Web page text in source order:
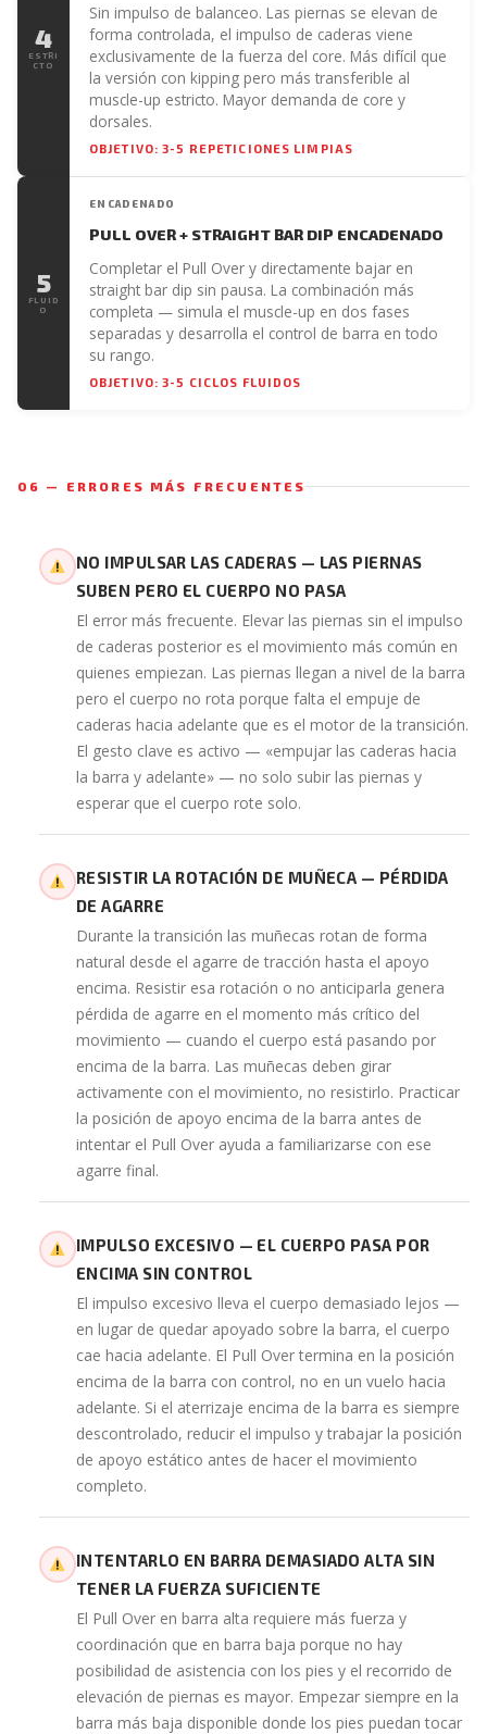
4
ESTRI
CTO
Sin impulso de balanceo. Las piernas se elevan de
forma controlada, el impulso de caderas viene
exclusivamente de la fuerza del core. Más difícil que
la versión con kipping pero más transferible al
muscle-up estricto. Mayor demanda de core y
dorsales.
OBJETIVO: 3-5 REPETICIONES LIMPIAS
5
FLUID
O
ENCADENADO
PULL OVER + STRAIGHT BAR DIP ENCADENADO
Completar el Pull Over y directamente bajar en
straight bar dip sin pausa. La combinación más
completa — simula el muscle-up en dos fases
separadas y desarrolla el control de barra en todo
su rango.
OBJETIVO: 3-5 CICLOS FLUIDOS
06 — ERRORES MÁS FRECUENTES
NO IMPULSAR LAS CADERAS — LAS PIERNAS
SUBEN PERO EL CUERPO NO PASA
El error más frecuente. Elevar las piernas sin el impulso
de caderas posterior es el movimiento más común en
quienes empiezan. Las piernas llegan a nivel de la barra
pero el cuerpo no rota porque falta el empuje de
caderas hacia adelante que es el motor de la transición.
El gesto clave es activo — «empujar las caderas hacia
la barra y adelante» — no solo subir las piernas y
esperar que el cuerpo rote solo.
RESISTIR LA ROTACIÓN DE MUÑECA — PÉRDIDA
DE AGARRE
Durante la transición las muñecas rotan de forma
natural desde el agarre de tracción hasta el apoyo
encima. Resistir esa rotación o no anticiparla genera
pérdida de agarre en el momento más crítico del
movimiento — cuando el cuerpo está pasando por
encima de la barra. Las muñecas deben girar
activamente con el movimiento, no resistirlo. Practicar
la posición de apoyo encima de la barra antes de
intentar el Pull Over ayuda a familiarizarse con ese
agarre final.
IMPULSO EXCESIVO — EL CUERPO PASA POR
ENCIMA SIN CONTROL
El impulso excesivo lleva el cuerpo demasiado lejos —
en lugar de quedar apoyado sobre la barra, el cuerpo
cae hacia adelante. El Pull Over termina en la posición
encima de la barra con control, no en un vuelo hacia
adelante. Si el aterrizaje encima de la barra es siempre
descontrolado, reducir el impulso y trabajar la posición
de apoyo estático antes de hacer el movimiento
completo.
INTENTARLO EN BARRA DEMASIADO ALTA SIN
TENER LA FUERZA SUFICIENTE
El Pull Over en barra alta requiere más fuerza y
coordinación que en barra baja porque no hay
posibilidad de asistencia con los pies y el recorrido de
elevación de piernas es mayor. Empezar siempre en la
barra más baja disponible donde los pies puedan tocar